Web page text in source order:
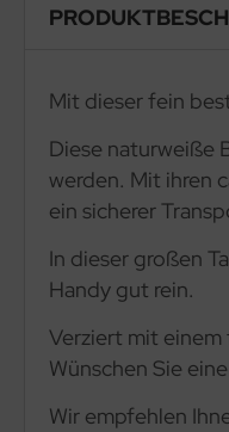
Mit dieser fein
Diese naturweiße
werden. Mit ihren
ein sicherer
In dieser großen
Handy gut rein.
Verziert mit
Wünschen Sie
Wir empfehlen